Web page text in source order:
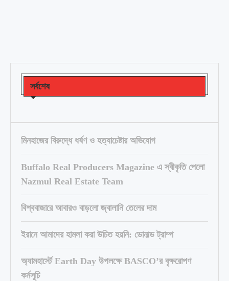
সর্বশেষ
মিনহাজের বিরুদ্ধে ধর্ষণ ও হত্যাচেষ্টার অভিযোগ
Buffalo Real Producers Magazine এ স্বীকৃতি পেলো
Nazmul Real Estate Team
বিশ্ববাজারে আবারও বাড়লো জ্বালানি তেলের দাম
ইরানে আমাদের হামলা করা উচিত হয়নি: ডোনাল্ড ট্রাম্প
অ্যামহার্স্টে Earth Day উপলক্ষে BASCO’র বৃক্ষরোপণ
কর্মসূচি